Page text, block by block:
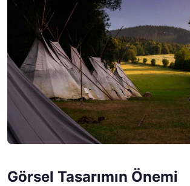
Görsel Tasarımın Önemi